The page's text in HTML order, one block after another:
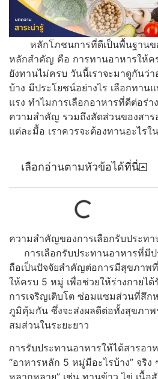
หลักโภชนการที่ดีเป็นพื้นฐานข
หลักสำคัญ คือ การทานอาหารให้
ยังทานไม่ครบ วันนี้เราจะมาดูกันว่
บ้าง มีประโยชน์อย่างไร เลือกทาน
แรง ทำไมการเลือกอาหารที่ดีต่อร่า
ความสำคัญ รวมถึงสัดส่วนของสาร
แต่ละมื้อ เราควรจะต้องทานอะไรใ
เลือกอ่านตามหัวข้อได้ที่นี่
ความสำคัญของการเลือกรับประท
การเลือกรับประทานอาหารที่มี
ถือเป็นปัจจัยสำคัญต่อการมีสุขภาพ
ให้ครบ 5 หมู่ เพื่อช่วยให้ร่างกายไ
การเจริญเติบโต ซ่อมแซมส่วนที่สึก
ภูมิคุ้มกัน ซึ่งจะส่งผลดีต่อทั้งสุขภาพ
สมส่วนในระยะยาว
การรับประทานอาหารให้ได้สารอา
“อาหารหลัก 5 หมู่มีอะไรบ้าง” จริง